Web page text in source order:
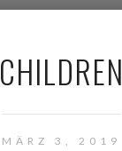
CHILDREN
MÄRZ 3, 2019